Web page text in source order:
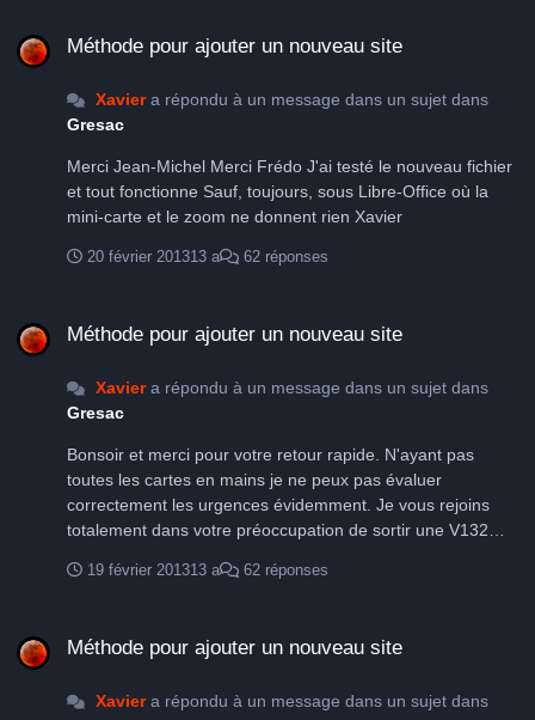
Méthode pour ajouter un nouveau site
Xaviera répondu à un message dans un sujet dans
Gresac
Merci Jean-Michel Merci Frédo J'ai testé le nouveau fichier
et tout fonctionne Sauf, toujours, sous Libre-Office où la
mini-carte et le zoom ne donnent rien Xavier
20 février 201313 a 62 réponses
Méthode pour ajouter un nouveau site
Xaviera répondu à un message dans un sujet dans
Gresac
Bonsoir et merci pour votre retour rapide. N'ayant pas
toutes les cartes en mains je ne peux pas évaluer
correctement les urgences évidemment. Je vous rejoins
totalement dans votre préoccupation de sortir une V132
que c'est une question de survie. Je penses également que
rassurez vous je n'en fais pas un casus belli et la
concerne le travail sur la V132, pour les deux site que je
19 février 201313 a 62 réponses
Méthode pour ajouter un nouveau site
Xaviera répondu à un message dans un sujet dans